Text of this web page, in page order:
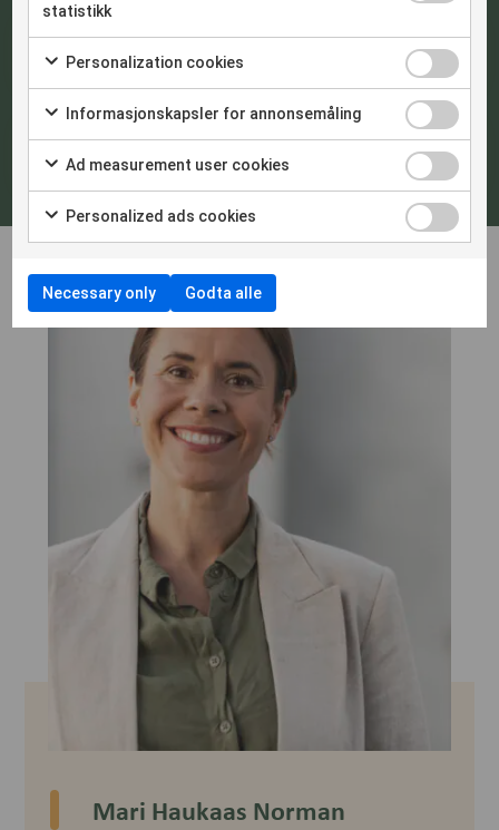
Pris
Påmelding
Mari Haukaas Norman
statistikk
Personalization cookies
Informasjonskapsler for annonsemåling
Ad measurement user cookies
Personalized ads cookies
Necessary only Godta alle